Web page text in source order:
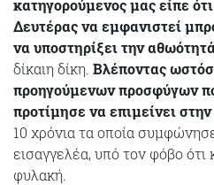
κατηγορούμενος μας είπε
Δευτέρας να εμφανιστεί
να υποστηρίξει την
δίκαιη δίκη. Βλέποντας
προηγούμενων προσφύγων
προτίμησε να επιμείνει
10 χρόνια τα οποία
εισαγγελέα, υπό τον φόβο ότι
φυλακή.